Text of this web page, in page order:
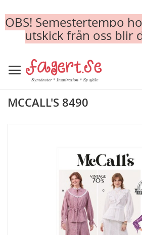
OBS! Semestertempo
utskick från oss blir
to
Content
MCCALL'S 8490